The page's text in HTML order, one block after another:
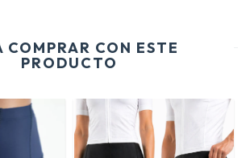
COMPRAR CON ESTE
PRODUCTO